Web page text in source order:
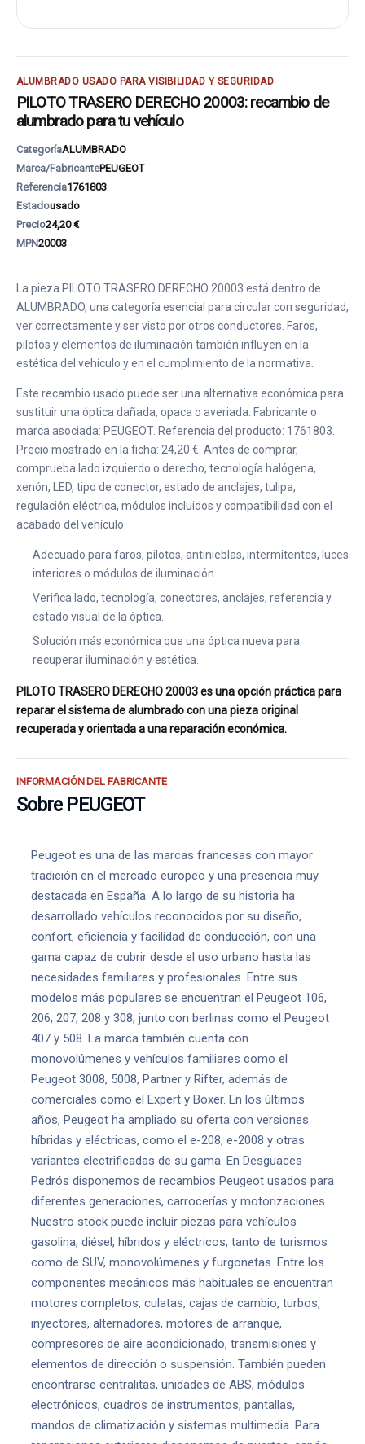
ALUMBRADO USADO PARA VISIBILIDAD Y SEGURIDAD
PILOTO TRASERO DERECHO 20003: recambio de
alumbrado para tu vehículo
CategoríaALUMBRADO
Marca/FabricantePEUGEOT
Referencia1761803
Estadousado
Precio24,20 €
MPN20003
La pieza PILOTO TRASERO DERECHO 20003 está dentro de
ALUMBRADO, una categoría esencial para circular con seguridad,
ver correctamente y ser visto por otros conductores. Faros,
pilotos y elementos de iluminación también influyen en la
estética del vehículo y en el cumplimiento de la normativa.
Este recambio usado puede ser una alternativa económica para
sustituir una óptica dañada, opaca o averiada. Fabricante o
marca asociada: PEUGEOT. Referencia del producto: 1761803.
Precio mostrado en la ficha: 24,20 €. Antes de comprar,
comprueba lado izquierdo o derecho, tecnología halógena,
xenón, LED, tipo de conector, estado de anclajes, tulipa,
regulación eléctrica, módulos incluidos y compatibilidad con el
acabado del vehículo.
Adecuado para faros, pilotos, antinieblas, intermitentes, luces
interiores o módulos de iluminación.
Verifica lado, tecnología, conectores, anclajes, referencia y
estado visual de la óptica.
Solución más económica que una óptica nueva para
recuperar iluminación y estética.
PILOTO TRASERO DERECHO 20003 es una opción práctica para
reparar el sistema de alumbrado con una pieza original
recuperada y orientada a una reparación económica.
INFORMACIÓN DEL FABRICANTE
Sobre PEUGEOT
Peugeot es una de las marcas francesas con mayor
tradición en el mercado europeo y una presencia muy
destacada en España. A lo largo de su historia ha
desarrollado vehículos reconocidos por su diseño,
confort, eficiencia y facilidad de conducción, con una
gama capaz de cubrir desde el uso urbano hasta las
necesidades familiares y profesionales. Entre sus
modelos más populares se encuentran el Peugeot 106,
206, 207, 208 y 308, junto con berlinas como el Peugeot
407 y 508. La marca también cuenta con
monovolúmenes y vehículos familiares como el
Peugeot 3008, 5008, Partner y Rifter, además de
comerciales como el Expert y Boxer. En los últimos
años, Peugeot ha ampliado su oferta con versiones
híbridas y eléctricas, como el e-208, e-2008 y otras
variantes electrificadas de su gama. En Desguaces
Pedrós disponemos de recambios Peugeot usados para
diferentes generaciones, carrocerías y motorizaciones.
Nuestro stock puede incluir piezas para vehículos
gasolina, diésel, híbridos y eléctricos, tanto de turismos
como de SUV, monovolúmenes y furgonetas. Entre los
componentes mecánicos más habituales se encuentran
motores completos, culatas, cajas de cambio, turbos,
inyectores, alternadores, motores de arranque,
compresores de aire acondicionado, transmisiones y
elementos de dirección o suspensión. También pueden
encontrarse centralitas, unidades de ABS, módulos
electrónicos, cuadros de instrumentos, pantallas,
mandos de climatización y sistemas multimedia. Para